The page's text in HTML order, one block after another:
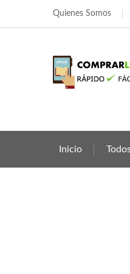
Quienes Somos
Inicio